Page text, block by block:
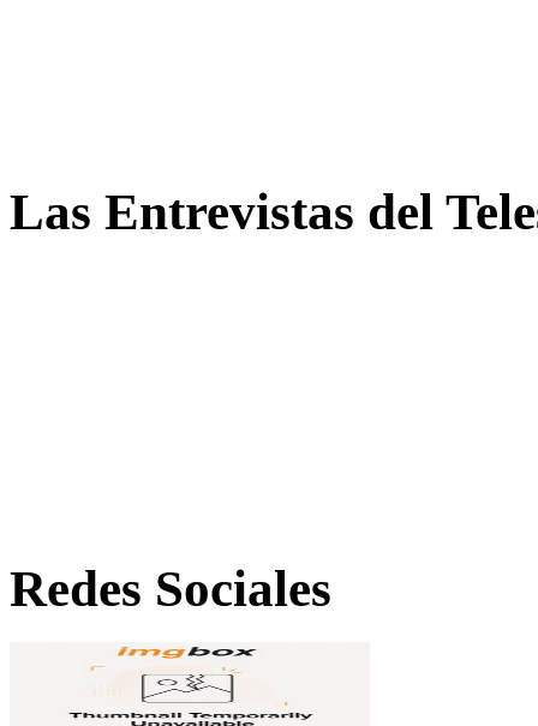
Las Entrevistas del
Redes Sociales